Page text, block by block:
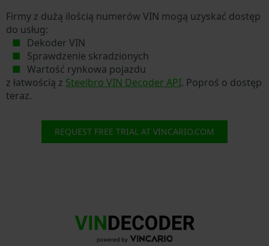
Firmy z dużą ilością numerów VIN mogą uzyskać dostęp
do usług:
Dekoder VIN
Sprawdzenie skradzionych
Wartość rynkowa pojazdu
z łatwością z Steelbro VIN Decoder API. Poproś o dostęp
teraz.
REQUEST FREE TRIAL AT VINCARIO.COM